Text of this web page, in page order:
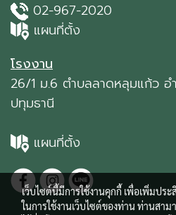
02-967-2020
แผนที่ตั้ง
โรงงาน
26/1 ม.6 ตำบลลาดหลุมแก้ว
ปทุมธานี
แผนที่ตั้ง
เว็บไซต์นี้มีการใช้งานคุกกี้ เพื่อเพิ่มป
ในการใช้งานเว็บไซต์ของท่าน ท่านสาม